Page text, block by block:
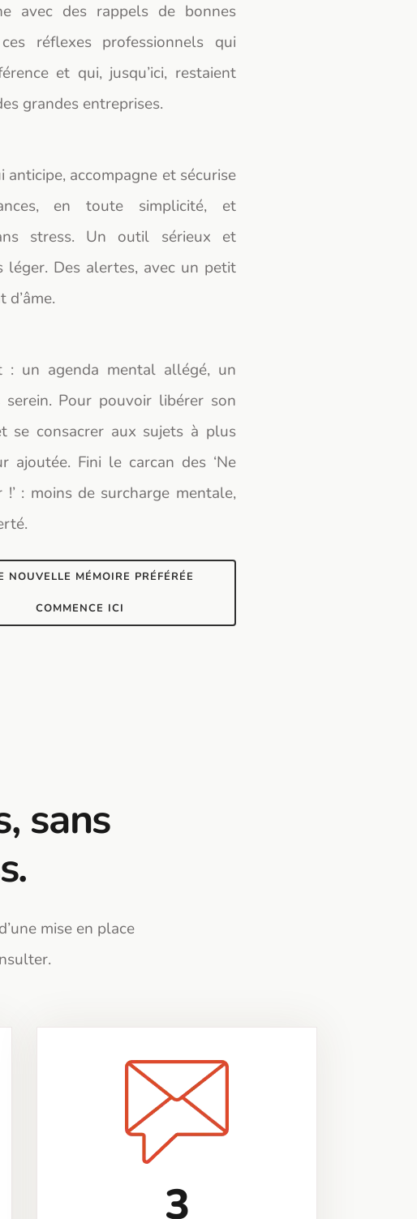
avec des rappels de bonnes
réflexes professionnels qui
et qui, jusqu’ici, restaient
grandes entreprises.
anticipe, accompagne et sécurise
en toute simplicité, et
stress. Un outil sérieux et
léger. Des alertes, avec un petit
d’âme.
: un agenda mental allégé, un
Pour pouvoir libérer son
se consacrer aux sujets à plus
ajoutée. Fini le carcan des ‘Ne
!’ : moins de surcharge mentale,
NOUVELLE MÉMOIRE PRÉFÉRÉE
COMMENCE ICI
sans
mise en place
3